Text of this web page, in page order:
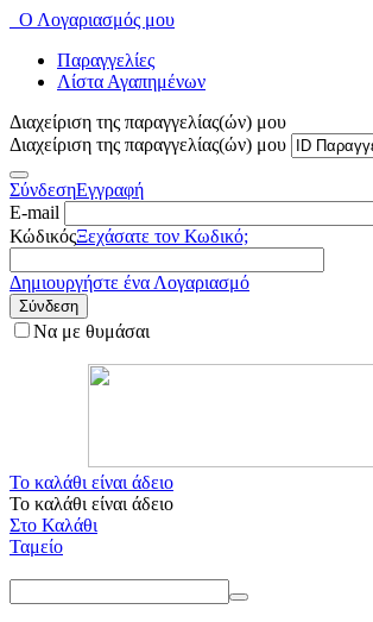
Ο Λογαριασμός μου
Παραγγελίες
Λίστα Αγαπημένων
Διαχείριση της παραγγελίας(ών) μου
Διαχείριση της παραγγελίας(ών) μου
ΣύνδεσηΕγγραφή
E-mail
ΚώδικόςΞεχάσατε τον Κωδικό;
Δημιουργήστε ένα Λογαριασμό
Σύνδεση
Να με θυμάσαι
Το καλάθι είναι άδειο
Το καλάθι είναι άδειο
Στο Καλάθι
Ταμείο